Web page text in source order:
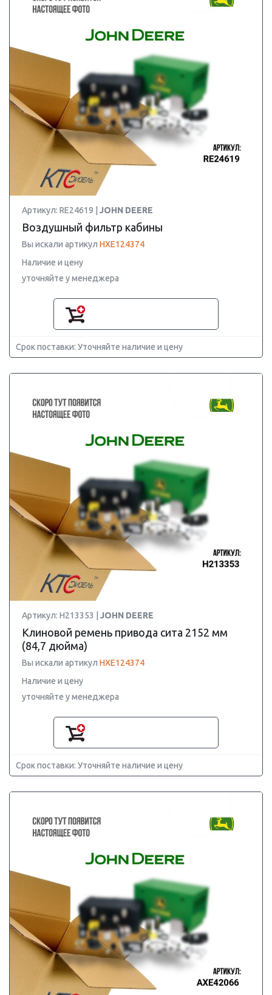
Артикул: RE24619 | JOHN DEERE
Воздушный фильтр кабины
Вы искали артикул HXE124374
Наличие и цену
уточняйте у менеджера
Срок поставки: Уточняйте наличие и цену
Артикул: H213353 | JOHN DEERE
Клиновой ремень привода сита 2152 мм
(84,7 дюйма)
Вы искали артикул HXE124374
Наличие и цену
уточняйте у менеджера
Срок поставки: Уточняйте наличие и цену